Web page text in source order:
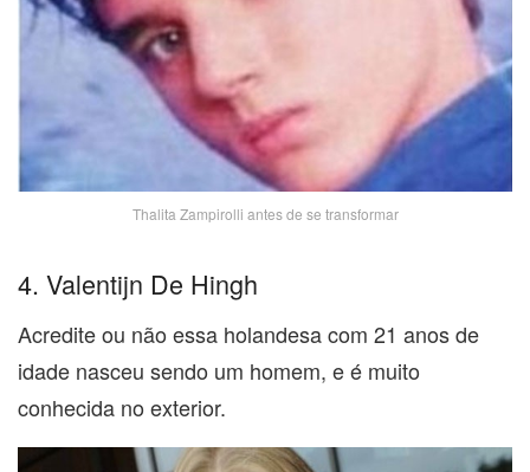
Thalita Zampirolli antes de se transformar
4. Valentijn De Hingh
Acredite ou não essa holandesa com 21 anos de
idade nasceu sendo um homem, e é muito
conhecida no exterior.